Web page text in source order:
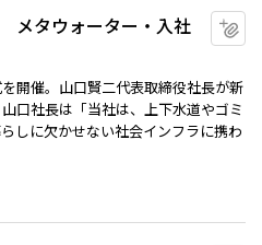
メタウォーター・入社
開催。山口賢二代表取締役社長が新
口社長は「当社は、上下水道やゴミ
しに欠かせない社会インフラに携わ